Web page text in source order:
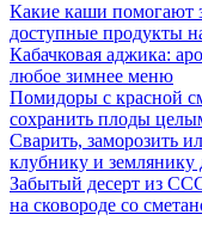
Какие каши помогают
доступные продукты
Кабачковая аджика:
любое зимнее меню
Помидоры с красной
сохранить плоды
Сварить, заморозить
клубнику и землянику
Забытый десерт из
на сковороде со